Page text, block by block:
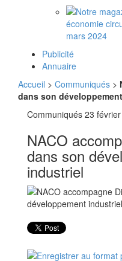
mars 2024
Publicité
Annuaire
Accueil > Communiqués >
dans son
Communiqués 23
NACO
dans son
industriel